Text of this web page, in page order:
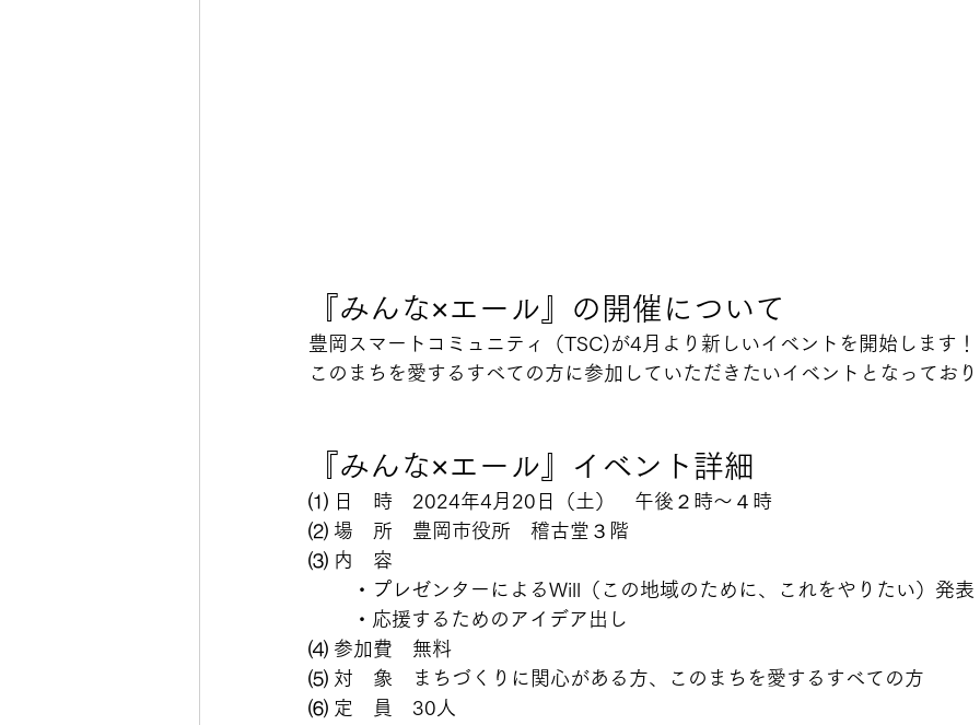
『みんな×エール』の開催について
豊岡スマートコミュニティ（TSC)が4月より新しいイベントを開始します！
このまちを愛するすべての方に参加していただきたいイベントとなってお
『みんな×エール』イベント詳細
⑴ 日　時　2024年4月20日（土）　午後２時～４時
⑵ 場　所　豊岡市役所　稽古堂３階
⑶ 内　容
	・プレゼンターによるWill（この地域のために、これをやりたい）発表
	・応援するためのアイデア出し
⑷ 参加費　無料
⑸ 対　象　まちづくりに関心がある方、このまちを愛するすべての方
⑹ 定　員　30人